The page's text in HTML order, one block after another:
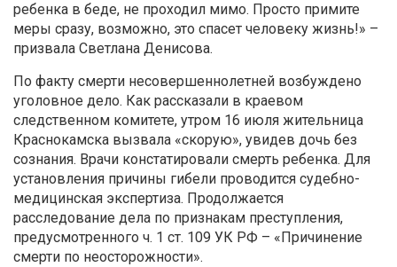
ребенка в беде, не проходил мимо. Просто примите
меры сразу, возможно, это спасет человеку жизнь!» –
призвала Светлана Денисова.
По факту смерти несовершеннолетней возбуждено
уголовное дело. Как рассказали в краевом
следственном комитете, утром 16 июля жительница
Краснокамска вызвала «скорую», увидев дочь без
сознания. Врачи констатировали смерть ребенка. Для
установления причины гибели проводится судебно-
медицинская экспертиза. Продолжается
расследование дела по признакам преступления,
предусмотренного ч. 1 ст. 109 УК РФ – «Причинение
смерти по неосторожности».